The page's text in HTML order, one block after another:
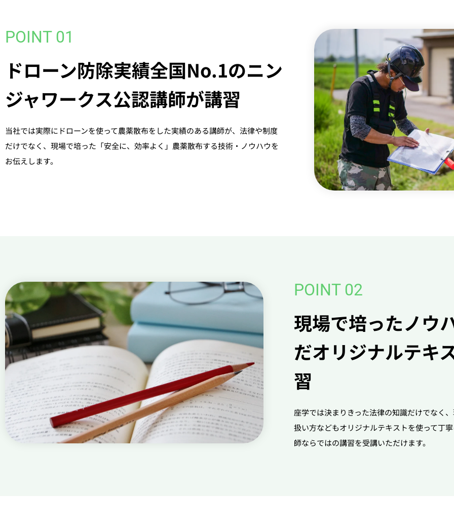
POINT 01
ドローン防除実績全国No.1のニン
ジャワークス公認講師が講習
当社では実際にドローンを使って農薬散布をした実績のある講師が、法律や制度
だけでなく、現場で培った「安全に、効率よく」農薬散布する技術・ノウハウを
お伝えします。
POINT 02
現場で培ったノウ
だオリジナルテキ
習
座学では決まりきった法律の知識だけでなく
扱い方などもオリジナルテキストを使って丁
師ならではの講習を受講いただけます。